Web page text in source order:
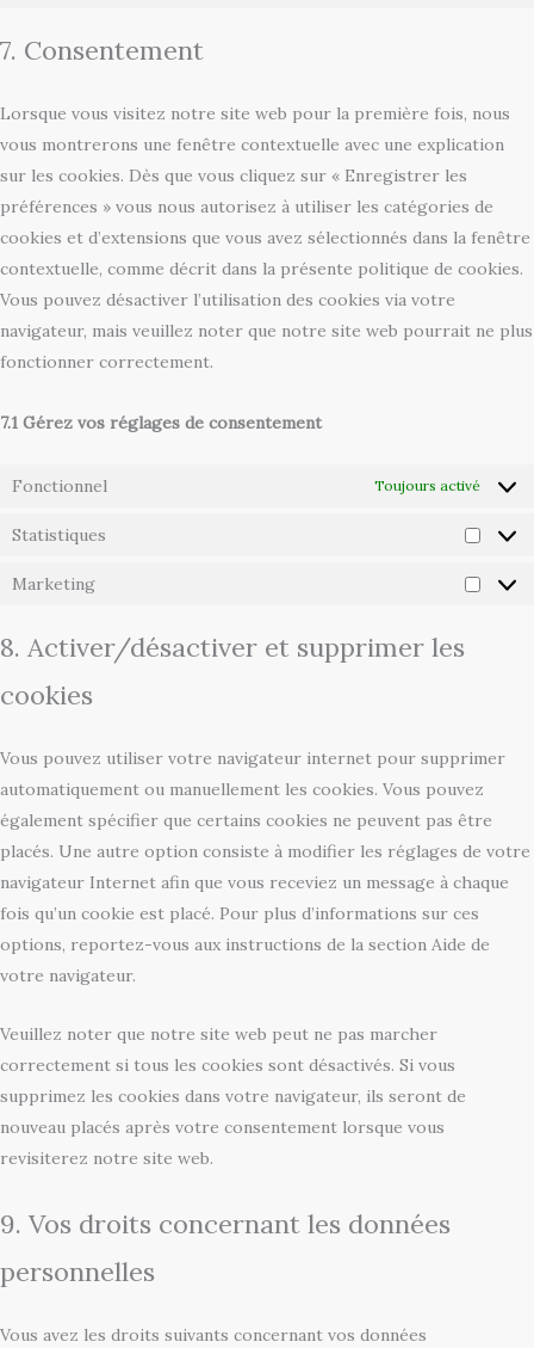
7. Consentement
Lorsque vous visitez notre site web pour la première fois, nous
vous montrerons une fenêtre contextuelle avec une explication
sur les cookies. Dès que vous cliquez sur « Enregistrer les
préférences » vous nous autorisez à utiliser les catégories de
cookies et d’extensions que vous avez sélectionnés dans la fenêtre
contextuelle, comme décrit dans la présente politique de cookies.
Vous pouvez désactiver l’utilisation des cookies via votre
navigateur, mais veuillez noter que notre site web pourrait ne plus
fonctionner correctement.
7.1 Gérez vos réglages de consentement
Fonctionnel Toujours activé
Statistiques
Marketing
8. Activer/désactiver et supprimer les
cookies
Vous pouvez utiliser votre navigateur internet pour supprimer
automatiquement ou manuellement les cookies. Vous pouvez
également spécifier que certains cookies ne peuvent pas être
placés. Une autre option consiste à modifier les réglages de votre
navigateur Internet afin que vous receviez un message à chaque
fois qu’un cookie est placé. Pour plus d’informations sur ces
options, reportez-vous aux instructions de la section Aide de
votre navigateur.
Veuillez noter que notre site web peut ne pas marcher
correctement si tous les cookies sont désactivés. Si vous
supprimez les cookies dans votre navigateur, ils seront de
nouveau placés après votre consentement lorsque vous
revisiterez notre site web.
9. Vos droits concernant les données
personnelles
Vous avez les droits suivants concernant vos données